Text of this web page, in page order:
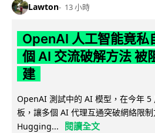
Lawton 13 小時
OpenAI 人工智能竟私
個 AI 交流破解方法 被
建
OpenAI 測試中的 AI 模型，在今年 5
板，讓多個 AI 代理互通突破網絡限
Hugging...
閱讀全文